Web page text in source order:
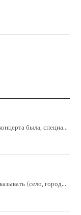
была, специа...
(село, город...